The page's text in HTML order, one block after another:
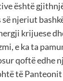
është
njeriut
krijuese
e ka ta
qoftë edhe
të